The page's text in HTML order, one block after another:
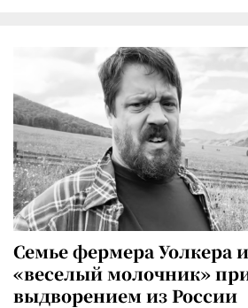
Семье фермера Уолкера
«веселый молочник»
выдворением из России